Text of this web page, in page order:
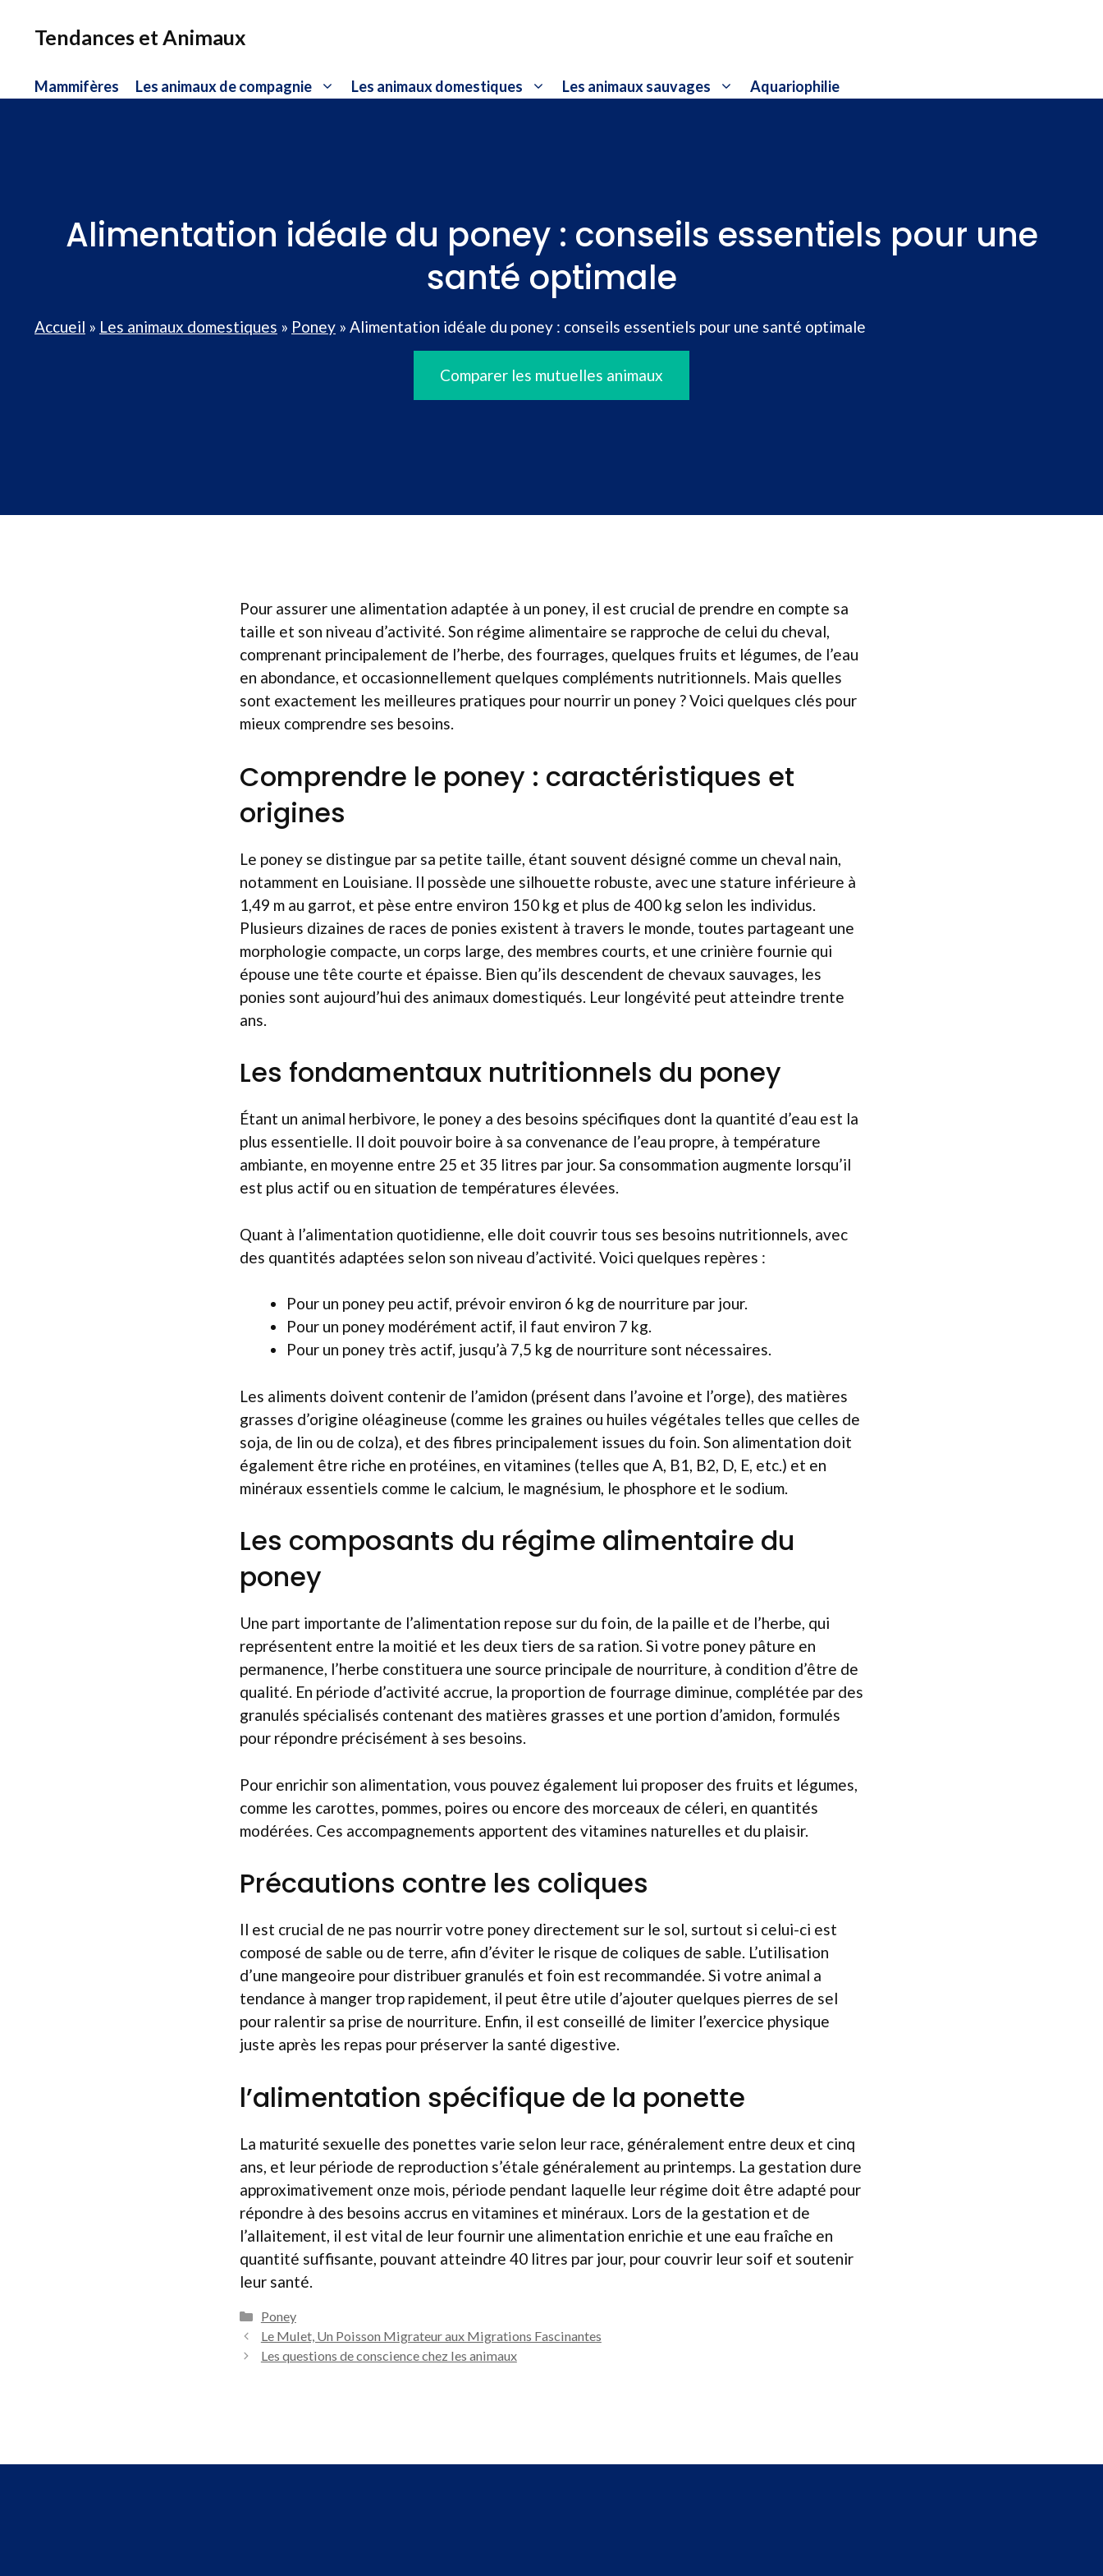
Tendances et Animaux
Mammifères Les animaux de compagnie Les animaux domestiques Les animaux sauvages Aquariophilie
Alimentation idéale du poney : conseils essentiels pour une
santé optimale
Accueil » Les animaux domestiques » Poney » Alimentation idéale du poney : conseils essentiels pour une santé optimale
Comparer les mutuelles animaux
Pour assurer une alimentation adaptée à un poney, il est crucial de prendre en compte sa
taille et son niveau d’activité. Son régime alimentaire se rapproche de celui du cheval,
comprenant principalement de l’herbe, des fourrages, quelques fruits et légumes, de l’eau
en abondance, et occasionnellement quelques compléments nutritionnels. Mais quelles
sont exactement les meilleures pratiques pour nourrir un poney ? Voici quelques clés pour
mieux comprendre ses besoins.
Comprendre le poney : caractéristiques et
origines
Le poney se distingue par sa petite taille, étant souvent désigné comme un cheval nain,
notamment en Louisiane. Il possède une silhouette robuste, avec une stature inférieure à
1,49 m au garrot, et pèse entre environ 150 kg et plus de 400 kg selon les individus.
Plusieurs dizaines de races de ponies existent à travers le monde, toutes partageant une
morphologie compacte, un corps large, des membres courts, et une crinière fournie qui
épouse une tête courte et épaisse. Bien qu’ils descendent de chevaux sauvages, les
ponies sont aujourd’hui des animaux domestiqués. Leur longévité peut atteindre trente
ans.
Les fondamentaux nutritionnels du poney
Étant un animal herbivore, le poney a des besoins spécifiques dont la quantité d’eau est la
plus essentielle. Il doit pouvoir boire à sa convenance de l’eau propre, à température
ambiante, en moyenne entre 25 et 35 litres par jour. Sa consommation augmente lorsqu’il
est plus actif ou en situation de températures élevées.
Quant à l’alimentation quotidienne, elle doit couvrir tous ses besoins nutritionnels, avec
des quantités adaptées selon son niveau d’activité. Voici quelques repères :
Pour un poney peu actif, prévoir environ 6 kg de nourriture par jour.
Pour un poney modérément actif, il faut environ 7 kg.
Pour un poney très actif, jusqu’à 7,5 kg de nourriture sont nécessaires.
Les aliments doivent contenir de l’amidon (présent dans l’avoine et l’orge), des matières
grasses d’origine oléagineuse (comme les graines ou huiles végétales telles que celles de
soja, de lin ou de colza), et des fibres principalement issues du foin. Son alimentation doit
également être riche en protéines, en vitamines (telles que A, B1, B2, D, E, etc.) et en
minéraux essentiels comme le calcium, le magnésium, le phosphore et le sodium.
Les composants du régime alimentaire du
poney
Une part importante de l’alimentation repose sur du foin, de la paille et de l’herbe, qui
représentent entre la moitié et les deux tiers de sa ration. Si votre poney pâture en
permanence, l’herbe constituera une source principale de nourriture, à condition d’être de
qualité. En période d’activité accrue, la proportion de fourrage diminue, complétée par des
granulés spécialisés contenant des matières grasses et une portion d’amidon, formulés
pour répondre précisément à ses besoins.
Pour enrichir son alimentation, vous pouvez également lui proposer des fruits et légumes,
comme les carottes, pommes, poires ou encore des morceaux de céleri, en quantités
modérées. Ces accompagnements apportent des vitamines naturelles et du plaisir.
Précautions contre les coliques
Il est crucial de ne pas nourrir votre poney directement sur le sol, surtout si celui-ci est
composé de sable ou de terre, afin d’éviter le risque de coliques de sable. L’utilisation
d’une mangeoire pour distribuer granulés et foin est recommandée. Si votre animal a
tendance à manger trop rapidement, il peut être utile d’ajouter quelques pierres de sel
pour ralentir sa prise de nourriture. Enfin, il est conseillé de limiter l’exercice physique
juste après les repas pour préserver la santé digestive.
l’alimentation spécifique de la ponette
La maturité sexuelle des ponettes varie selon leur race, généralement entre deux et cinq
ans, et leur période de reproduction s’étale généralement au printemps. La gestation dure
approximativement onze mois, période pendant laquelle leur régime doit être adapté pour
répondre à des besoins accrus en vitamines et minéraux. Lors de la gestation et de
l’allaitement, il est vital de leur fournir une alimentation enrichie et une eau fraîche en
quantité suffisante, pouvant atteindre 40 litres par jour, pour couvrir leur soif et soutenir
leur santé.
Catégories
Poney
Le Mulet, Un Poisson Migrateur aux Migrations Fascinantes
Les questions de conscience chez les animaux